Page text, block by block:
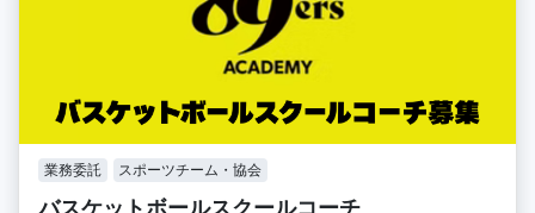
業務委託 スポーツチーム・協会
バスケットボールスクールコーチ